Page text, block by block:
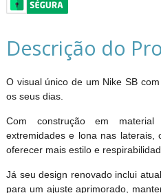
Descrição do
O visual único de um Nike SB
os seus dias.
Com construção em
extremidades e lona nas laterais,
oferecer mais estilo e
Já seu design renovado inclui
para um ajuste aprimorado,